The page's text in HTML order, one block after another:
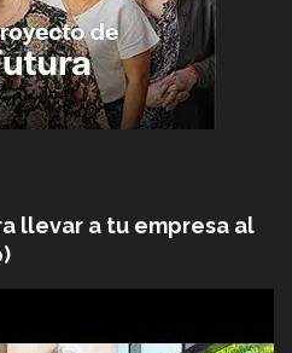
llevar a tu empresa al